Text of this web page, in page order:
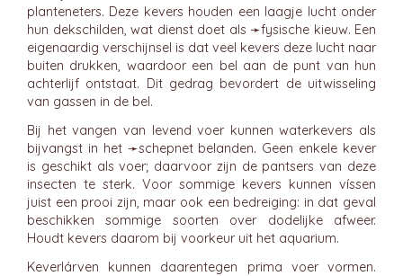
planteneters. Deze kevers houden een laagje lucht onder
hun dekschilden, wat dienst doet als ➛fysische kieuw. Een
eigenaardig verschijnsel is dat veel kevers deze lucht naar
buiten drukken, waardoor een bel aan de punt van hun
achterlijf ontstaat. Dit gedrag bevordert de uitwisseling
van gassen in de bel.
Bij het vangen van levend voer kunnen waterkevers als
bijvangst in het ➛schepnetbelanden. Geen enkele kever
is geschikt als voer; daarvoor zijn de pantsers van deze
insecten te sterk. Voor sommige kevers kunnen víssen
juist een prooi zijn, maar ook een bedreiging: in dat geval
beschikken sommige soorten over dodelijke afweer.
Houdt kevers daarom bij voorkeur uit het aquarium.
Keverlárven kunnen daarentegen prima voer vormen.